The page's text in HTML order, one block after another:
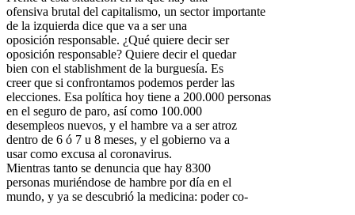
ofensiva brutal del capitalismo, un sector importante
de la izquierda dice que va a ser una
oposición responsable. ¿Qué quiere decir ser
oposición responsable? Quiere decir el quedar
bien con el stablishment de la burguesía. Es
creer que si confrontamos podemos perder las
elecciones. Esa política hoy tiene a 200.000 personas
en el seguro de paro, así como 100.000
desempleos nuevos, y el hambre va a ser atroz
dentro de 6 ó 7 u 8 meses, y el gobierno va a
usar como excusa al coronavirus.
Mientras tanto se denuncia que hay 8300
personas muriéndose de hambre por día en el
mundo, y ya se descubrió la medicina: poder co-